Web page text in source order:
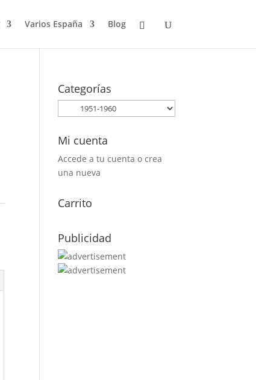
Varios España Blog
Categorías
Mi cuenta
Accede a tu cuenta o crea
una nueva
Carrito
Publicidad